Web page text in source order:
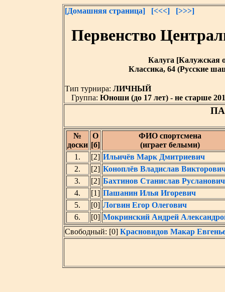
[Домашняя страница] [<<<] [>>>]
Первенство
Калуга [Калужская
Классика, 64 (Русские
Тип турнира: ЛИЧНЫЙ
Группа: Юноши (до 17 лет) - не старше
№
доски
O
[б]
ФИО спортсмена
(играет белыми)
1.
[2] Ильичёв Марк Дмитриевич
2.
[2] Коноплёв Владислав
3.
[2] Бахтинов Станислав Русланович
4.
[1] Пашанин Илья Игоревич
5.
[0] Логвин Егор Олегович
6.
[0] Мокринский Андрей
Свободный: [0] Красновидов Макар